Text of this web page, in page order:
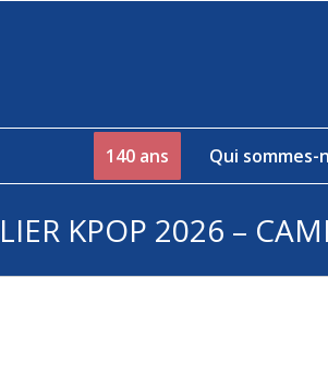
140 ans Qui sommes-
KPOP 2026 –